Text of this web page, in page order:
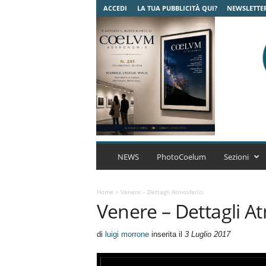
ACCEDI LA TUA PUBBLICITÀ QUI?
C
A
r
NEWS PhotoCoelum Sezioni
Home > Venere – Dettagli Atmosferici
Venere – Dettagli
di luigi morroneinserita il 3 Luglio 2017